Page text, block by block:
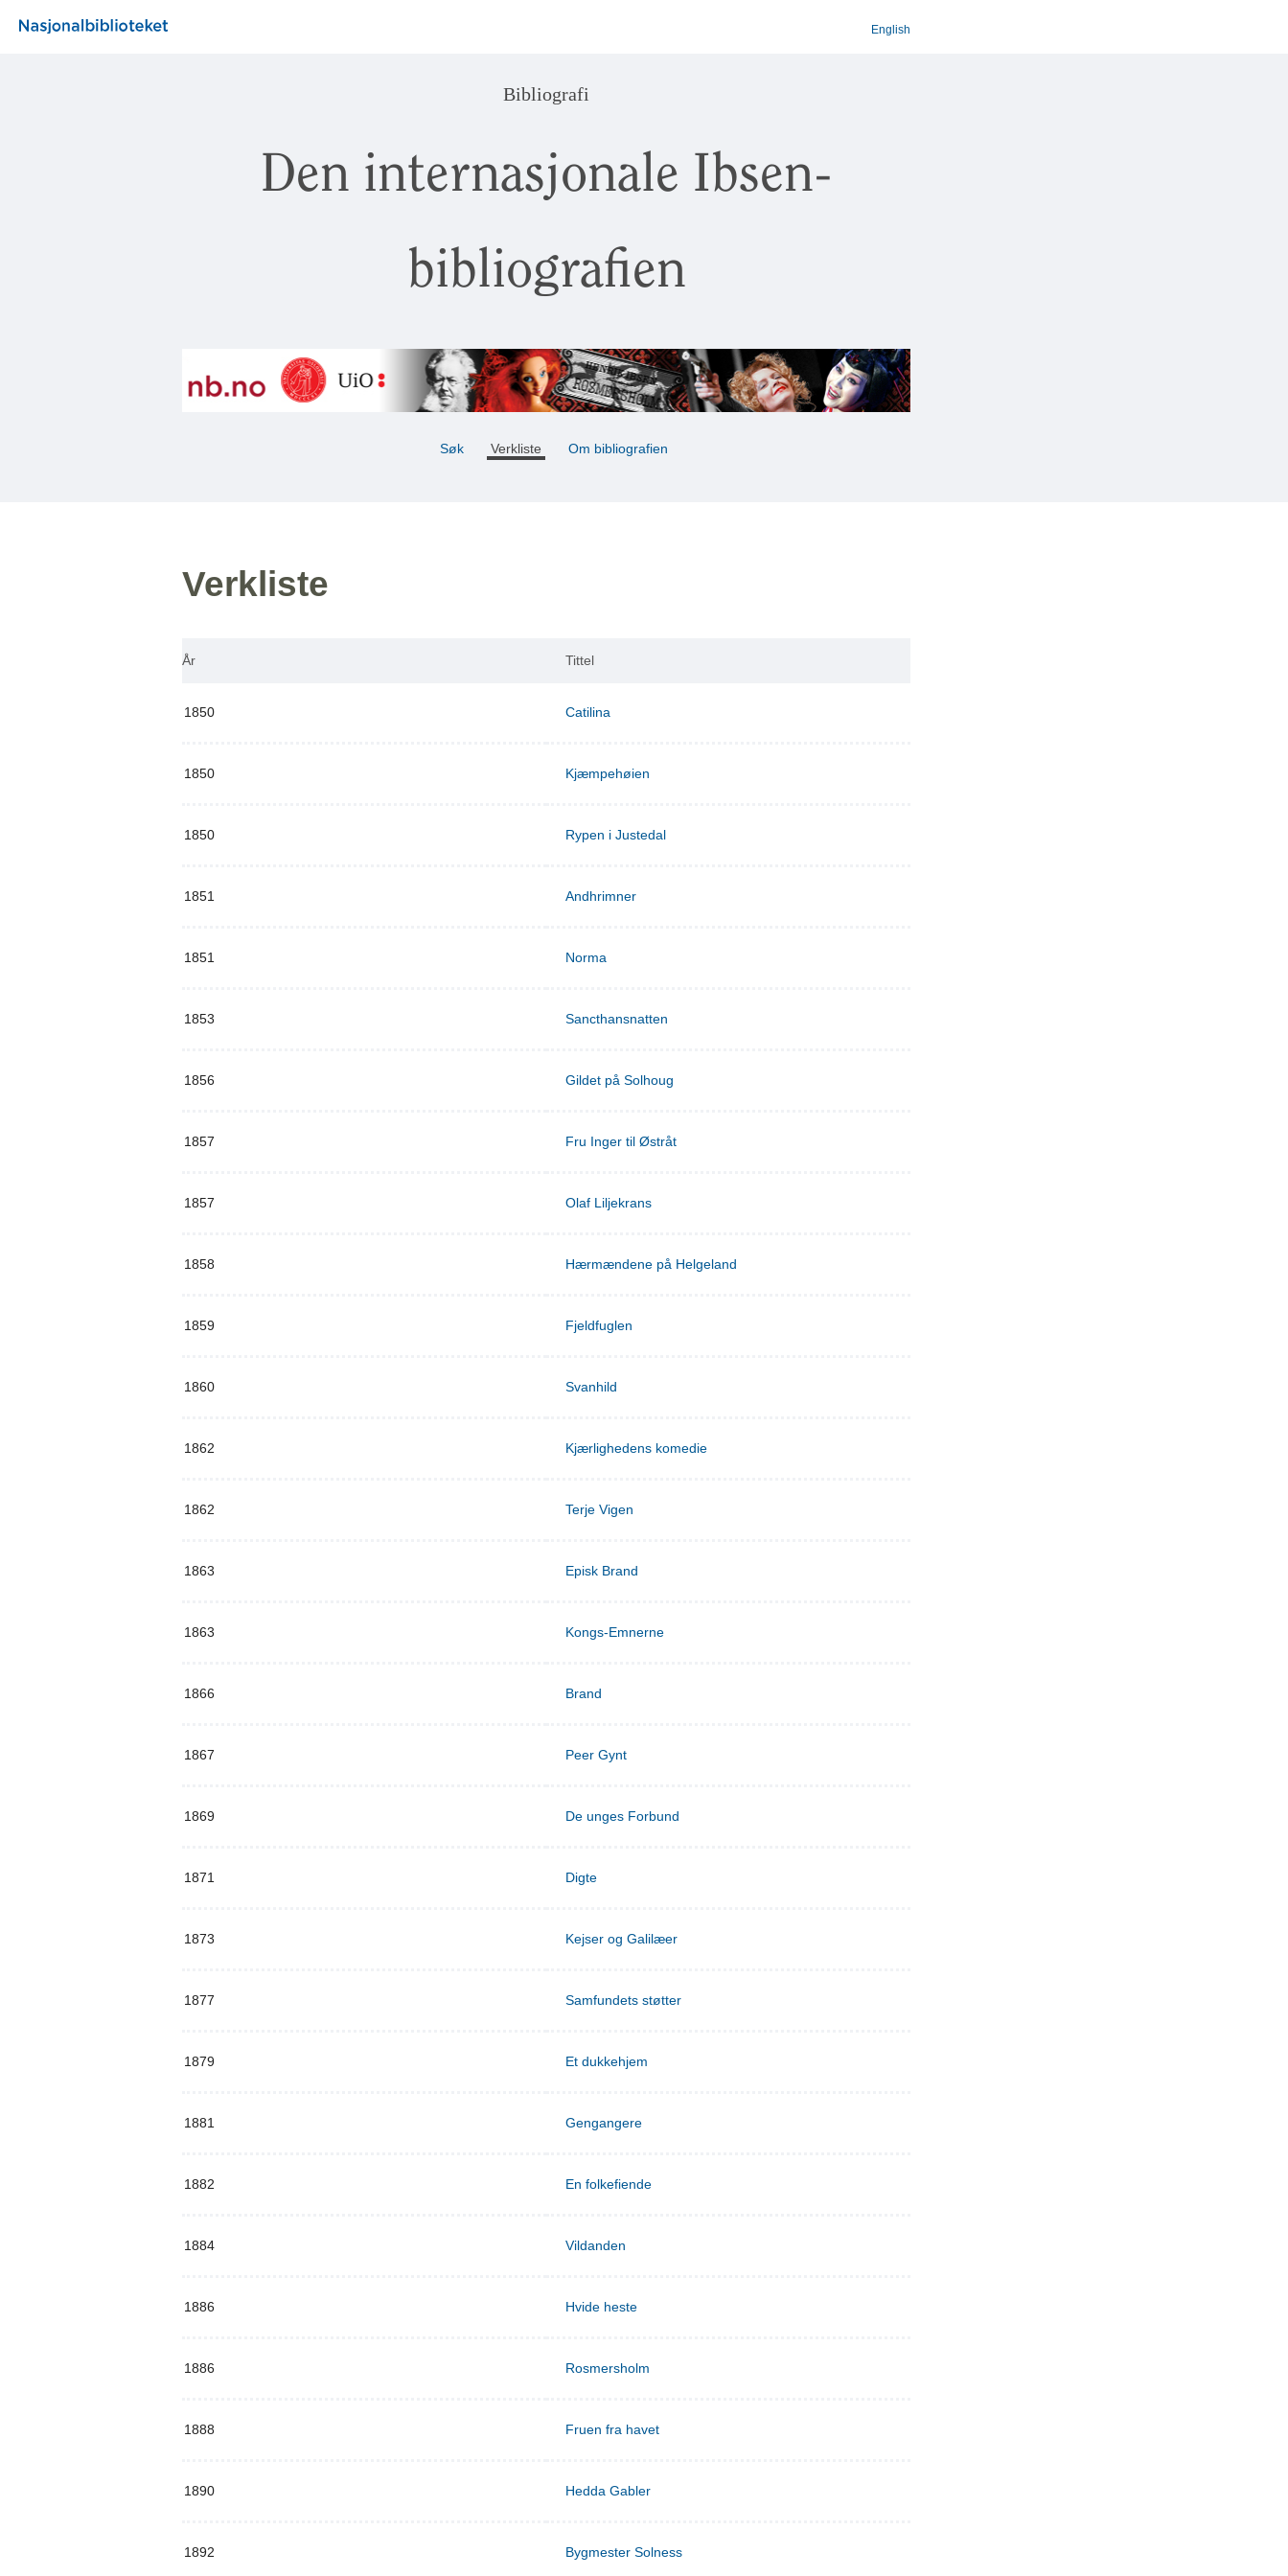
English
Bibliografi
Den internasjonale Ibsen-
bibliografien
Søk Verkliste Om bibliografien
Verkliste
År Tittel
1850 Catilina
1850 Kjæmpehøien
1850 Rypen i Justedal
1851 Andhrimner
1851 Norma
1853 Sancthansnatten
1856 Gildet på Solhoug
1857 Fru Inger til Østråt
1857 Olaf Liljekrans
1858 Hærmændene på Helgeland
1859 Fjeldfuglen
1860 Svanhild
1862 Kjærlighedens komedie
1862 Terje Vigen
1863 Episk Brand
1863 Kongs-Emnerne
1866 Brand
1867 Peer Gynt
1869 De unges Forbund
1871 Digte
1873 Kejser og Galilæer
1877 Samfundets støtter
1879 Et dukkehjem
1881 Gengangere
1882 En folkefiende
1884 Vildanden
1886 Hvide heste
1886 Rosmersholm
1888 Fruen fra havet
1890 Hedda Gabler
1892 Bygmester Solness